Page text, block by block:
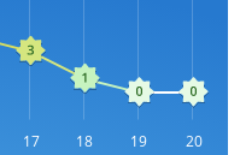
17 18 19 20